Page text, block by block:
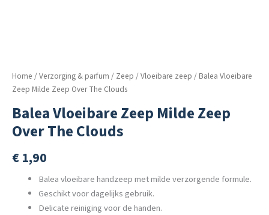
Home /Verzorging & parfum / Zeep /Vloeibare zeep / Balea Vloeibare
Zeep Milde Zeep Over The Clouds
Balea Vloeibare Zeep Milde Zeep
Over The Clouds
€1,90
Balea vloeibare handzeep met milde verzorgende formule.
Geschikt voor dagelijks gebruik.
Delicate reiniging voor de handen.